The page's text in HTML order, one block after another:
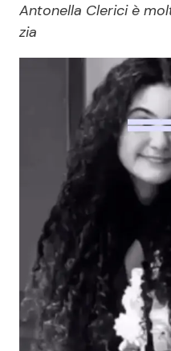
Antonella Clerici è
zia